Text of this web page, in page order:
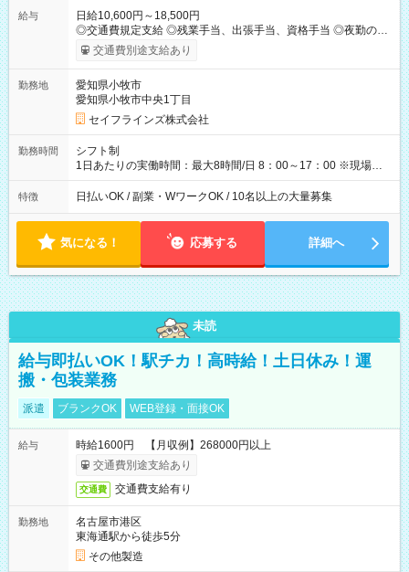
給与
日給10,600円～18,500円
◎交通費規定支給 ◎残業手当、出張手当、資格手当 ◎夜勤の場
合：22時～翌5時は割増給与 ◎日払い・週払い可(希望者／条件
有) ＜月収例＞ 入社3か月：月収28万 入社1年：月収39万 ◎自分
ダブルワークも可能です☺ ◎髪色、ピアス、タトゥーOK おしゃ
れも自由に楽しめます！ 【試用期間】試用期間あり 試用期間の
長さ：3ヶ月 雇用形態、給与は本採用時と同じです。
交通費別途支給あり
勤務地
愛知県小牧市
愛知県小牧市中央1丁目
セイフラインズ株式会社
勤務時間
シフト制
1日あたりの実働時間：最大8時間/日 8：00～17：00 ※現場によ
っては多少時間は前後します ▶残業ほとんどなし！ ▶時間より
早く終わることの方が多いと思います。現場によっては午前中
望の方は夜勤（21:00～6:00）のお仕事も可能。
特徴 日払いOK / 副業・WワークOK / 10名以上の大量募集
気になる！ 応募する 詳細へ
未読
給与即払いOK！駅チカ！高時給！土日休み！運
搬・包装業務
派遣 ブランクOK WEB登録・面接OK
給与
時給1600円 【月収例】268000円以上
交通費別途支給あり
交通費 交通費支給有り
勤務地
名古屋市港区
東海通駅から徒歩5分
その他製造